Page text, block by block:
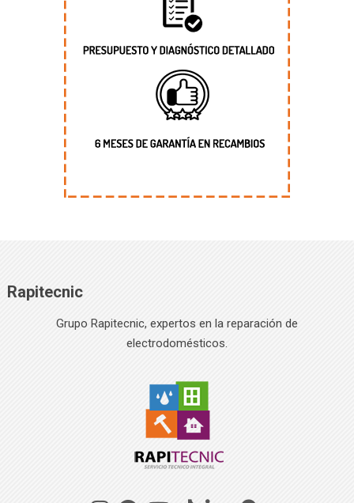
Rapitecnic
Grupo Rapitecnic, expertos en la reparación de
electrodomésticos.